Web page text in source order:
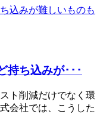
持ち込みが･･･
ト削減だけでなく環
会社では、こうした